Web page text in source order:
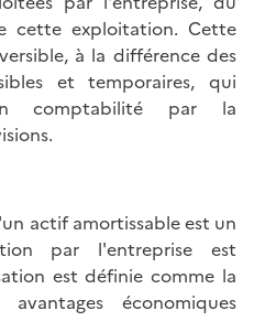
exploitation. Cette
à la différence des
et temporaires, qui
comptabilité par la
actif amortissable est un
par l'entreprise est
est définie comme la
économiques